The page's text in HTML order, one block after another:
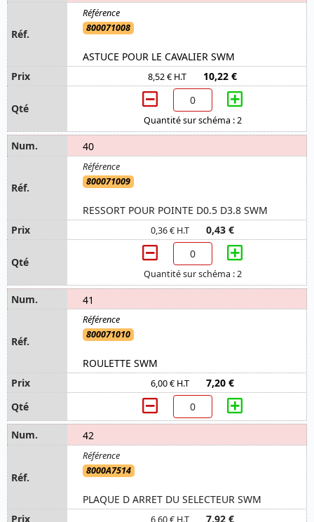
800071008
ASTUCE POUR LE CAVALIER SWM
8,52 € H.T 10,22 €
Quantité sur schéma : 2
40
800071009
RESSORT POUR POINTE D0.5 D3.8 SWM
0,36 € H.T 0,43 €
Quantité sur schéma : 2
41
800071010
ROULETTE SWM
6,00 € H.T 7,20 €
42
8000A7514
PLAQUE D ARRET DU SELECTEUR SWM
7,92 €